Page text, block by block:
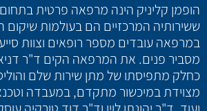
הופמן קליניק הינה מרפאה פרטית
ששירותיה המרכזיים הם בעולמות
במרפאה עובדים מספר רופאים וצוות
מסביר פנים. את המרפאה הקים ד"ר
כחלק מתפיסתו של מתן שירות שלם
מצוידת במיכשור מתקדם, במעבדה